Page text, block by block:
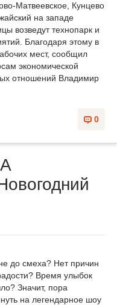
Матвеевское, Кунцево
на западе
возведут технопарк и
Благодаря этому в
мест, сообщил
экономической
отношений Владимир
0
до смеха? Нет причин
Время улыбок
Значит, пора
на легендарное шоу